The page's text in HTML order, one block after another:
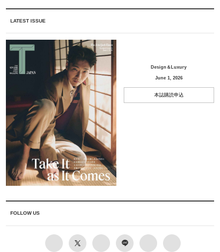
LATEST ISSUE
Design＆Luxury
June 1, 2026
本誌購読申込
FOLLOW US